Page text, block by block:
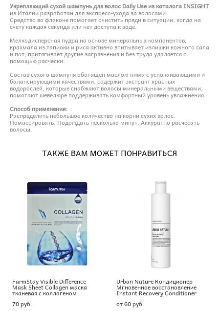
Укрепляющий сухой шампунь для волос Daily Use из каталога INSIGHT
из Италии разработан для экспресс-ухода за волосами.
Средство во флаконе помогает очистить пряди в ситуации, когда на
счету каждая секунда или нет доступа к воде.
Мелкодисперсная пудра на основе минеральных компонентов,
крахмала из тапиоки и риса активно впитывает излишки кожного сала
и пот, притягивает другие загрязнения и без труда удаляется с
помощью расчески.
Состав сухого шампуня обогащен маслом нима с успокаивающими и
балансирующими качествами, содержит экстракт красных
водорослей, которые снабжают волосы минеральными веществами,
помогают шевелюре поддерживать комфортный уровень увлажнения.
Способ применения:
Распределить небольшое количество на корни сухих волос.
Помассировать. Подождать несколько минут. Аккуратно расчесать
волосы.
ТАКЖЕ ВАМ МОЖЕТ ПОНРАВИТЬСЯ
FarmStay Visible Difference
Mask Sheet Collagen маска
тканевая с коллагеном
70 pуб.
Urban Nature Кондиционер
Мгновенное восстановление
Instant Recovery Сonditioner
от 60 pуб.